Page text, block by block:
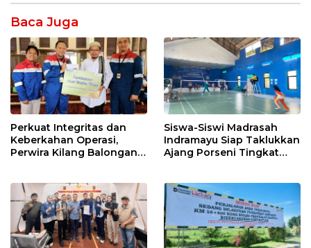
Baca Juga
Perkuat Integritas dan
Keberkahan Operasi,
Perwira Kilang Balongan
Siswa-Siswi Madrasah
Indramayu Siap Taklukkan
Ajang Porseni Tingkat